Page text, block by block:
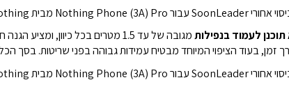
תוכנן לעמוד בנפילות
זמן, בעוד הציפוי המיוחד מבטיח עמידות גבוהה בפני שריטות. בסך